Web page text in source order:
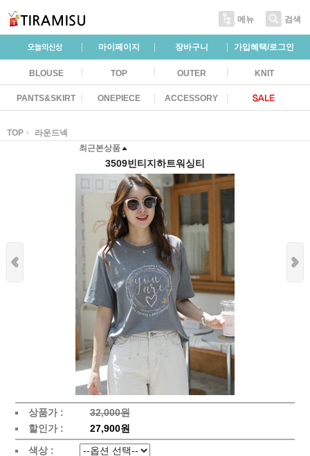
메뉴 검색
마이페이지 장바구니 가입혜택/로그인
BLOUSE TOP OUTER KNIT
PANTS&SKIRT ONEPIECE ACCESSORY
TOP
라운드넥
최근본상품
3509빈티지하트워싱티
상품가 :
32,000원
할인가 :
27,900원
색상 :